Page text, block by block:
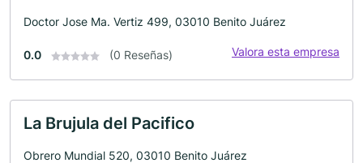
Doctor Jose Ma. Vertiz 499, 03010 Benito Juárez
0.0 (0 Reseñas) Valora esta empresa
La Brujula del Pacifico
Obrero Mundial 520, 03010 Benito Juárez